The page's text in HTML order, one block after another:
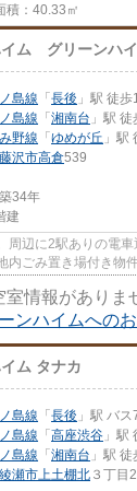
積：40.33㎡
イム グリーンハ
島線 「 長後 」駅 徒
島線 「 湘南台 」駅
野線 「 ゆめが丘 」駅
藤沢市高倉539
34年
建
周辺に2駅ありの電
内ごみ置き場付き物件
室情報がありま
ンハイムへの
ム タナカ
島線 「 長後 」駅 バ
島線 「 高座渋谷 」駅
島線 「 湘南台 」駅
綾瀬市上土棚北 ３丁目